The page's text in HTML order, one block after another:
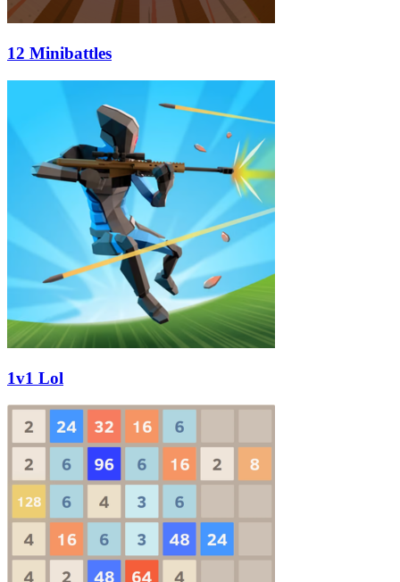
12 Minibattles
1v1 Lol